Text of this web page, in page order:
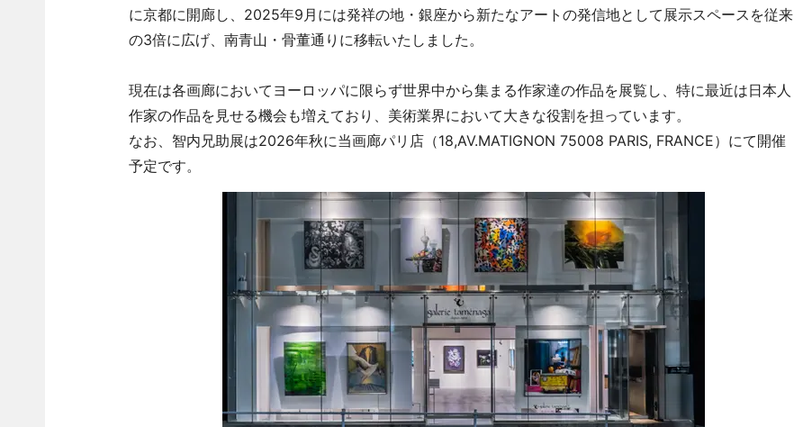
に京都に開廊し、2025年9月には発祥の地・銀座から新たなアートの発信地として展示スペースを従来
の3倍に広げ、南青山・骨董通りに移転いたしました。
現在は各画廊においてヨーロッパに限らず世界中から集まる作家達の作品を展覧し、特に最近は日本人
作家の作品を見せる機会も増えており、美術業界において大きな役割を担っています。
なお、智内兄助展は2026年秋に当画廊パリ店（18,AV.MATIGNON 75008 PARIS, FRANCE）にて開催
予定です。